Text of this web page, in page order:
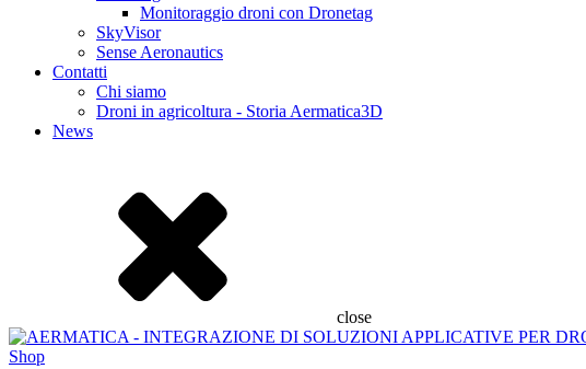
Monitoraggio droni con Dronetag
SkyVisor
Sense Aeronautics
Contatti
Chi siamo
Droni in agricoltura - Storia Aermatica3D
News
close
Shop